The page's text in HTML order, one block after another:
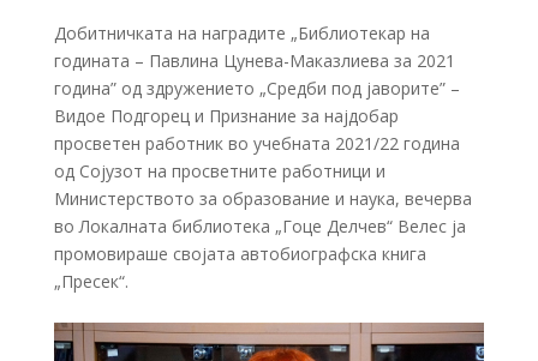
Добитничката на наградите „Библиотекар на
годината – Павлина Цунева-Маказлиева за 2021
година” од здружението „Средби под јаворите” –
Видое Подгорец и Признание за најдобар
просветен работник во учебната 2021/22 година
од Сојузот на просветните работници и
Министерството за образование и наука, вечерва
во Локалната библиотека „Гоце Делчев“ Велес ја
промовираше својата автобиографска книга
„Пресек“.